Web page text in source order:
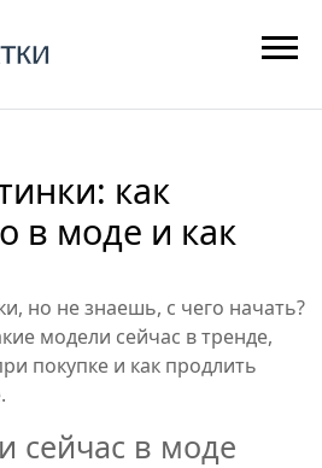
как
в моде и как
но не знаешь, с чего начать?
модели сейчас в тренде,
покупке и как продлить
сейчас в моде